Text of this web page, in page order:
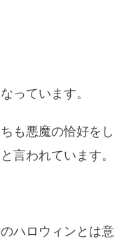
っています。
も悪魔の恰好をし
言われています。
ハロウィンとは意